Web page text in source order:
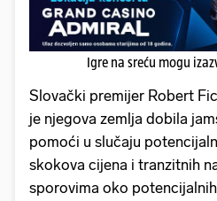
Igre na sreću mogu
Slovački premijer Robert
je njegova zemlja dobila
pomoći u slučaju
skokova cijena i tranzitnih
sporovima oko